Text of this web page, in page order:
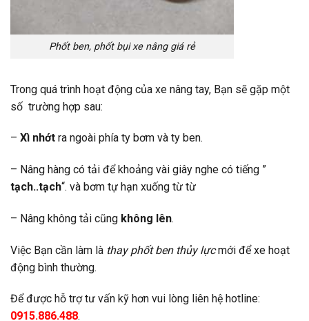
Phốt ben, phốt bụi xe nâng giá rẻ
Trong quá trình hoạt động của xe nâng tay, Bạn sẽ gặp một
số trường hợp sau:
– Xì nhớt ra ngoài phía ty bơm và ty ben.
– Nâng hàng có tải để khoảng vài giây nghe có tiếng ”
tạch..tạch“. và bơm tự hạn xuống từ từ
– Nâng không tải cũng không lên.
Việc Bạn cần làm là thay phốt ben thủy lựcmới để xe hoạt
động bình thường.
Để được hỗ trợ tư vấn kỹ hơn vui lòng liên hệ hotline:
0915.886.488.